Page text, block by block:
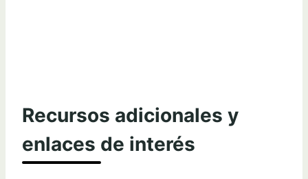
Recursos adicionales y
enlaces de interés